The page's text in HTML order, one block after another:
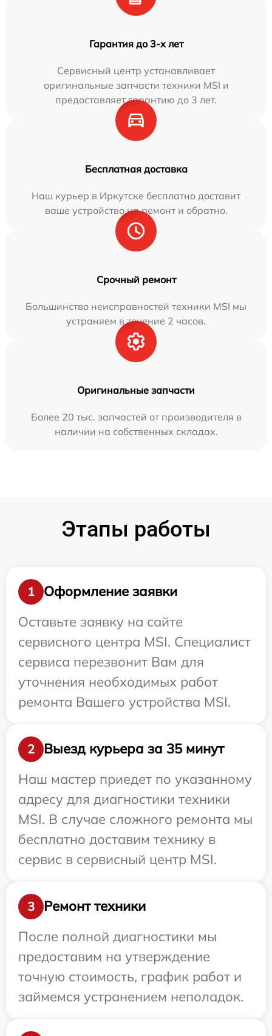
Гарантия до 3-х лет
Сервисный центр устанавливает
оригинальные запчасти техники MSI и
предоставляет гарантию до 3 лет.
Бесплатная доставка
Наш курьер в Иркутске бесплатно доставит
ваше устройство на ремонт и обратно.
Срочный ремонт
Большинство неисправностей техники MSI мы
устраняем в течение 2 часов.
Оригинальные запчасти
Более 20 тыс. запчастей от производителя в
наличии на собственных складах.
Этапы работы
1
Оформление заявки
Оставьте заявку на сайте
сервисного центра MSI. Специалист
сервиса перезвонит Вам для
уточнения необходимых работ
ремонта Вашего устройства MSI.
2
Выезд курьера за 35 минут
Наш мастер приедет по указанному
адресу для диагностики техники
MSI. В случае сложного ремонта мы
бесплатно доставим технику в
сервис в сервисный центр MSI.
3
Ремонт техники
После полной диагностики мы
предоставим на утверждение
точную стоимость, график работ и
займемся устранением неполадок.